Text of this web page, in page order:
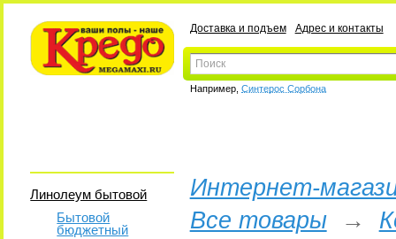
Доставка и подъем Адрес и контакты
Например, Синтерос Сорбона
Линолеум бытовой
Бытовой
бюджетный
Интернет-
Все товары→